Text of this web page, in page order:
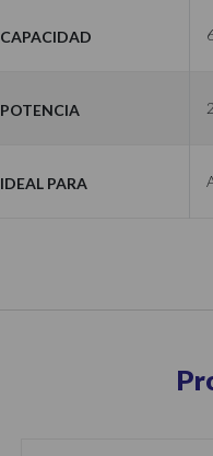
Capacidad
Potencia
Ideal para